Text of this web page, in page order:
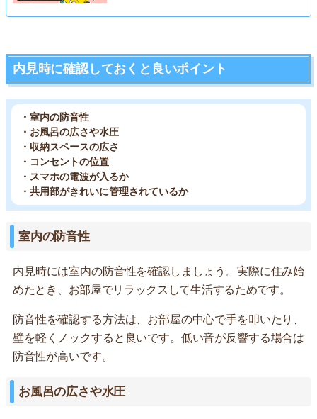
内見時に確認しておくと良いポイント
・室内の防音性
・お風呂の広さや水圧
・収納スペースの広さ
・コンセントの位置
・スマホの電波が入るか
・共用部がきれいに管理されているか
室内の防音性
内見時には室内の防音性を確認しましょう。実際に住み始
めたとき、お部屋でリラックスして生活するためです。
防音性を確認する方法は、お部屋の中心で手を叩いたり、
壁を軽くノックすると良いです。低い音が反響する場合は
防音性が高いです。
お風呂の広さや水圧